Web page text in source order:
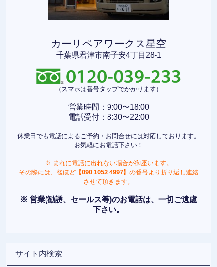
カーリペアワークス星空
千葉県君津市南子安4丁目28-1
（スマホは番号タップでかかります）
営業時間：9:00〜18:00
電話受付：8:30〜22:00
休業日でも電話によるご予約・お問合せには対応しております。
お気軽にお電話下さい！
※ まれに電話に出れない場合が御座います。
その際には、後ほど【090-1052-4997】 の番号より折り返し連絡
させて頂きます。
※ 営業(勧誘、セールス等)のお電話は、一切ご遠慮
下さい。
サイト内検索